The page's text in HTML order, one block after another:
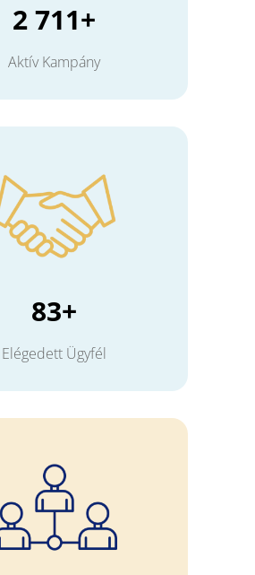
2 711+
Aktív Kampány
83+
Elégedett Ügyfél